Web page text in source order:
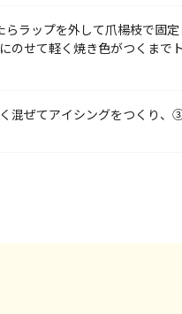
ラップを外して爪楊枝で固定
のせて軽く焼き色がつくまで
混ぜてアイシングをつくり、③